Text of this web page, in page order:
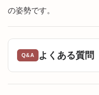
の姿勢です。
よくある質問